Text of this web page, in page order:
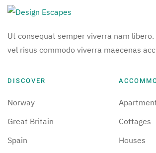
Ut consequat semper viverra nam
vel risus commodo viverra maecenas
DISCOVER
Norway
Great Britain
Spain
Cottages
Houses